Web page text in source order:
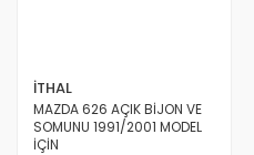
İTHAL
MAZDA 626 AÇIK BİJON VE
SOMUNU 1991/2001 MODEL
İÇİN